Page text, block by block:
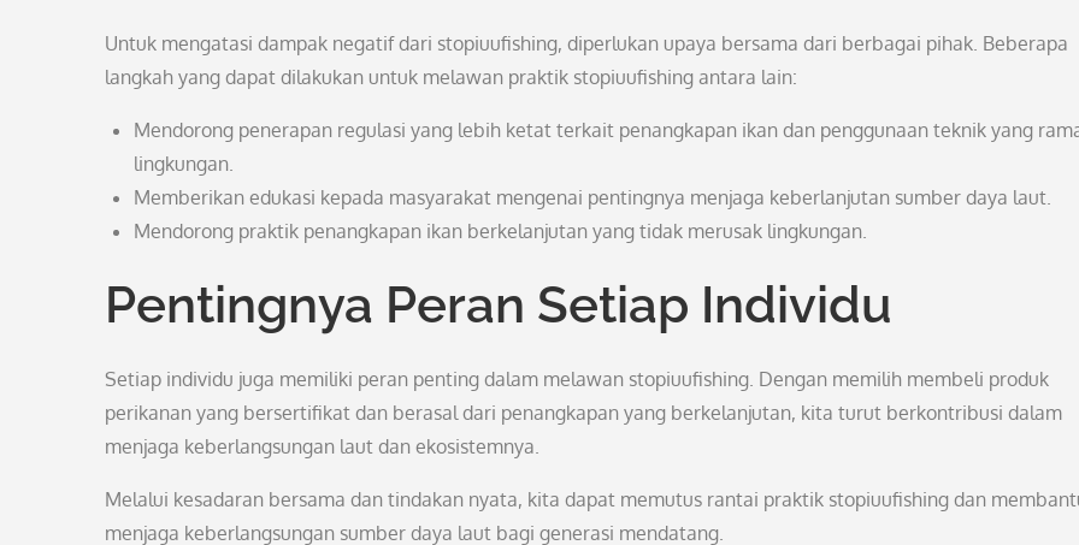
Untuk mengatasi dampak negatif dari stopiuufishing, diperlukan upaya bersama dari berbagai pihak. Beberapa
langkah yang dapat dilakukan untuk melawan praktik stopiuufishing antara lain:
Mendorong penerapan regulasi yang lebih ketat terkait penangkapan ikan dan penggunaan teknik yang
lingkungan.
Memberikan edukasi kepada masyarakat mengenai pentingnya menjaga keberlanjutan sumber daya laut.
Mendorong praktik penangkapan ikan berkelanjutan yang tidak merusak lingkungan.
Pentingnya Peran Setiap Individu
Setiap individu juga memiliki peran penting dalam melawan stopiuufishing. Dengan memilih membeli produk
perikanan yang bersertifikat dan berasal dari penangkapan yang berkelanjutan, kita turut berkontribusi dalam
menjaga keberlangsungan laut dan ekosistemnya.
Melalui kesadaran bersama dan tindakan nyata, kita dapat memutus rantai praktik stopiuufishing dan
menjaga keberlangsungan sumber daya laut bagi generasi mendatang.